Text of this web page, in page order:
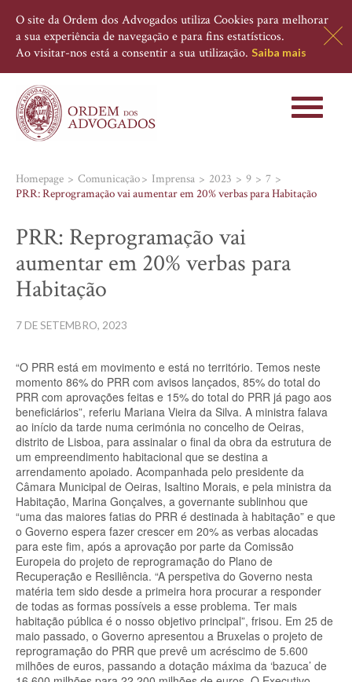
O site da Ordem dos Advogados utiliza Cookies para melhorar
a sua experiência de navegação e para fins estatísticos.
Ao visitar-nos está a consentir a sua utilização. Saiba mais
Toggle
Homepage Comunicação Imprensa 2023 9
7
PRR: Reprogramação vai aumentar em 20% verbas para Habitação
PRR: Reprogramação vai
aumentar em 20% verbas para
Habitação
7 DE SETEMBRO, 2023
“O PRR está em movimento e está no território. Temos neste
momento 86% do PRR com avisos lançados, 85% do total do
PRR com aprovações feitas e 15% do total do PRR já pago aos
beneficiários”, referiu Mariana Vieira da Silva. A ministra falava
ao início da tarde numa cerimónia no concelho de Oeiras,
distrito de Lisboa, para assinalar o final da obra da estrutura de
um empreendimento habitacional que se destina a
arrendamento apoiado. Acompanhada pelo presidente da
Câmara Municipal de Oeiras, Isaltino Morais, e pela ministra da
Habitação, Marina Gonçalves, a governante sublinhou que
“uma das maiores fatias do PRR é destinada à habitação” e que
o Governo espera fazer crescer em 20% as verbas alocadas
para este fim, após a aprovação por parte da Comissão
Europeia do projeto de reprogramação do Plano de
Recuperação e Resiliência. “A perspetiva do Governo nesta
matéria tem sido desde a primeira hora procurar a responder
de todas as formas possíveis a esse problema. Ter mais
habitação pública é o nosso objetivo principal”, frisou. Em 25 de
maio passado, o Governo apresentou a Bruxelas o projeto de
reprogramação do PRR que prevê um acréscimo de 5.600
milhões de euros, passando a dotação máxima da ‘bazuca’ de